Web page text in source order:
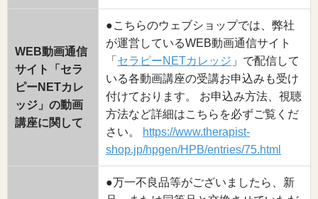
WEB動画通信
サイト「セラ
ピーNETカレ
ッジ」の動画
講座に関して
●こちらのウェブショップでは、弊社
が運営しているWEB動画通信サイト
「 セラピーNETカレッジ 」で配信して
いる各動画講座の受講お申込みも受け
付けております。 お申込み方法、視聴
方法など詳細はこちらを必ずご覧くだ
さい。
https://www.therapist-
shop.jp/hpgen/HPB/entries/75.html
●万一不良品等がございましたら、新